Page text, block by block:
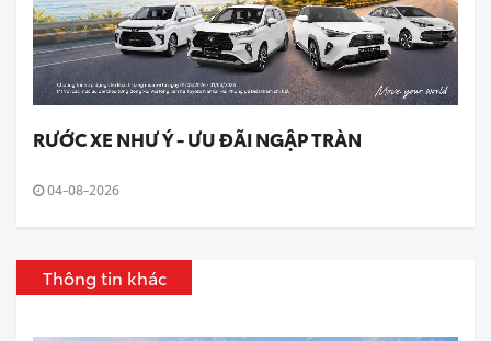
RƯỚC XE NHƯ Ý - ƯU ĐÃI NGẬP TRÀN
04-08-2026
Thông tin khác